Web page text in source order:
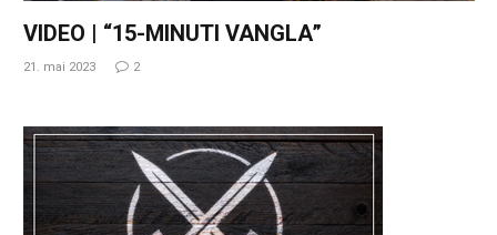
VIDEO | “15-MINUTI VANGLA”
21. mai 2023 2